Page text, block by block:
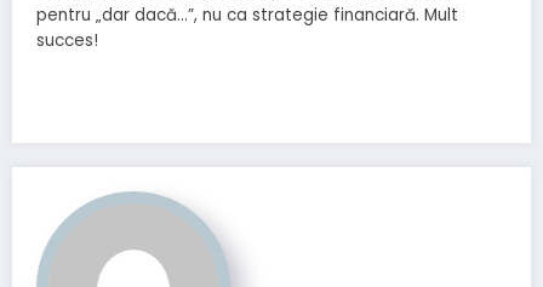
pentru „dar dacă…”, nu ca strategie financiară. Mult
succes!